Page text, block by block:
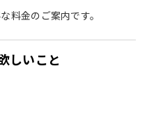
料金のご案内です。
しいこと